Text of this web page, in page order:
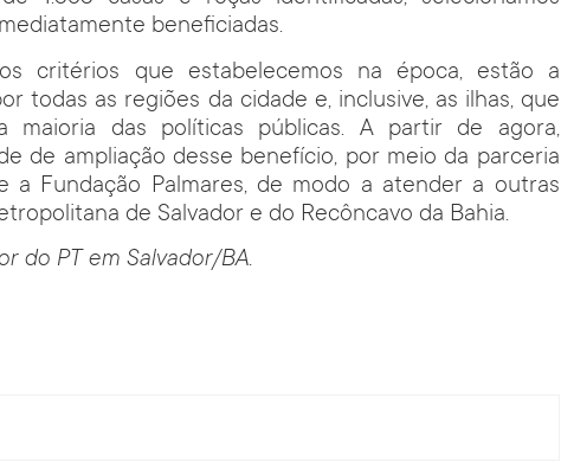
beneficiadas.
critérios que estabelecemos na época, estão a
todas as regiões da cidade e, inclusive, as ilhas, que
maioria das políticas públicas. A partir de agora,
de ampliação desse benefício, por meio da parceria
a Fundação Palmares, de modo a atender a outras
de Salvador e do Recôncavo da Bahia.
do PT em Salvador/BA.